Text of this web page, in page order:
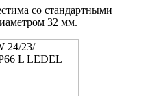
со стандартными
32 мм.